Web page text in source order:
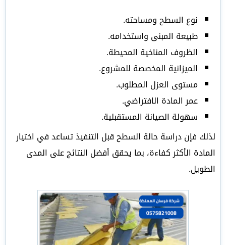
نوع السطح ومساحته.
طبيعة المبنى واستخدامه.
الظروف المناخية المحيطة.
الميزانية المخصصة للمشروع.
مستوى العزل المطلوب.
عمر المادة الافتراضي.
سهولة الصيانة المستقبلية.
لذلك فإن دراسة حالة السطح قبل التنفيذ تساعد في اختيار
المادة الأكثر كفاءة، بما يحقق أفضل النتائج على المدى
الطويل.